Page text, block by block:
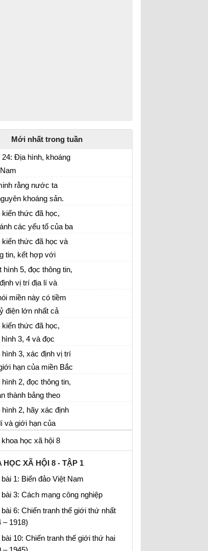
Mới nhất trong tuần
24: Địa hình, khoáng
xã hội 8rằng nước ta
khoáng sản.
bố của một số
có trữ lượng lớn
xã hội lớp 8
thức đã học,
các yếu tố của ba
tự nhiên Việt Nam
sau:
kiến thức đã học và
tin, kết hợp với
5, hãy: Hoàn
theo mẫu sau, cho
mùa khô ở miền
ra gay gắt hơn so
phía Bắc.
hình 5, đọc thông tin,
vị trí địa lí và
thổ của miền
miền này có tiềm
điện lớn nhất cả
kể tên các nhà
điện lớn trên sông
thức đã học,
3, 4 và đọc
hoàn thành bảng
sau:
3, xác định vị trí
hạn của miền Bắc
Bộ2, đọc thông tin,
thành bảng theo
Cho biết trong miền
hệ thống sông lớn
đắp đê ngăn lũ lụt ở
sông Hồng đã ảnh
sự biến đổi địa hình
thế nào?
2, hãy xác định
và giới hạn của
và Đông Bắc Bắc
khoa học xã hội 8
HỌC XÃ HỘI 8 - TẬP 1
bài 1: Biển đảo Việt Nam
bài 3: Cách mạng công nghiệp
bài 6: Chiến tranh thế giới thứ nhất
– 1918)
bài 10: Chiến tranh thế giới thứ hai